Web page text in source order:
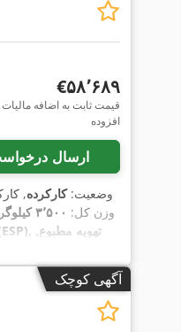
‎€۵۸٬۶۸۹
قیمت ثابت به اضافه
افزوده
ارسال
وضعیت:کارکرده,
وزن کل: ۳٬۵۰۰ کیلوگرم
آگهی کوچک